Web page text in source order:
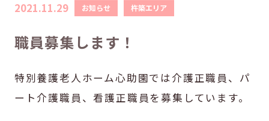
2021.11.29 お知らせ 杵築エリア
職員募集します！
特別養護老人ホーム心助園では介護正職員、パ
ート介護職員、看護正職員を募集しています。